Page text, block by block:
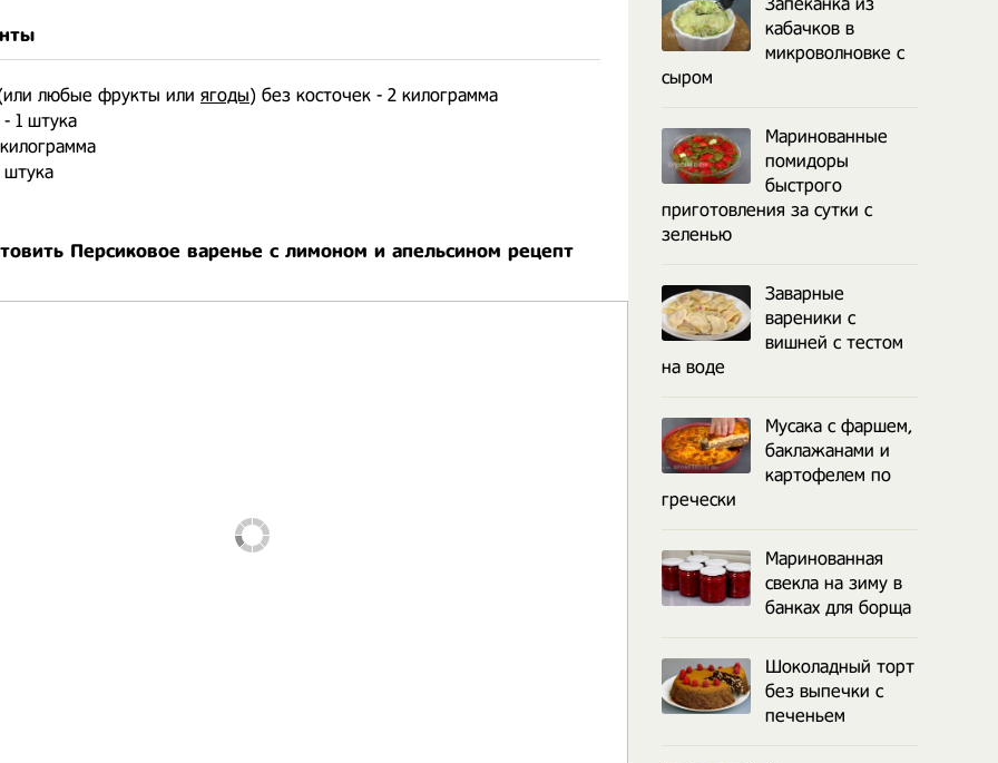
любые фрукты или ягоды) без косточек - 2 килограмма
1 штука
Персиковое варенье с лимоном и апельсином рецепт
кабачков в
микроволновке с
сыром
Маринованные
помидоры
быстрого
приготовления за сутки с
зеленью
Заварные
вареники с
вишней с тестом
на воде
Мусака с фаршем,
баклажанами и
картофелем по
гречески
Маринованная
свекла на зиму в
банках для борща
Шоколадный торт
без выпечки с
печеньем